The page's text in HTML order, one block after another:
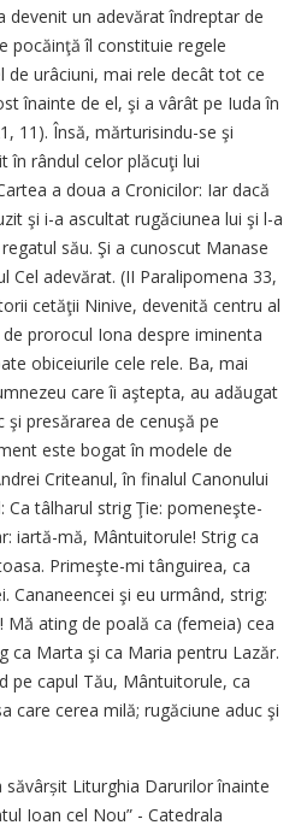
devenit un adevărat îndreptar de
pocăinţă îl constituie regele
de urâciuni, mai rele decât tot ce
înainte de el, şi a vârât pe Iuda în
11). Însă, mărturisindu-se şi
în rândul celor plăcuţi lui
a doua a Cronicilor: Iar dacă
şi i-a ascultat rugăciunea lui şi l-a
său. Şi a cunoscut Manase
Cel adevărat. (II Paralipomena 33,
cetăţii Ninive, devenită centru al
prorocul Iona despre iminenta
obiceiurile cele rele. Ba, mai
care îi aştepta, au adăugat
presărarea de cenuşă pe
este bogat în modele de
Criteanul, în finalul Canonului
tâlharul strig Ţie: pomeneşte-
iartă-mă, Mântuitorule! Strig ca
Primeşte-mi tânguirea, ca
Cananeencei şi eu urmând, strig:
Mă ating de poală ca (femeia) cea
ca Marta şi ca Maria pentru Lazăr.
pe capul Tău, Mântuitorule, ca
care cerea milă; rugăciune aduc şi
Liturghia Darurilor înainte
Ioan cel Nou” - Catedrala